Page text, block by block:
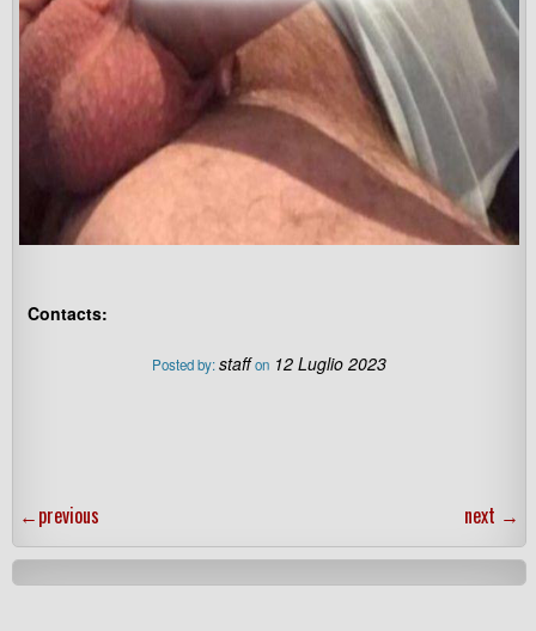
Contacts:
Posted by:staff on 12 Luglio 2023
←previous next →